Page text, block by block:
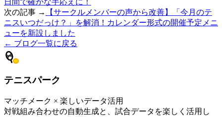
次の記事 →
【サークルメンバーの声から改善】「今月のテ
ニスいつだっけ？」を解消！カレンダー形式の開催予定メニ
ューを新設しました
← ブログ一覧に戻る
テニスパーク
マッチメーク × 楽しいデータ活用
対戦組み合わせの自動生成と、試合データを楽しく活用し